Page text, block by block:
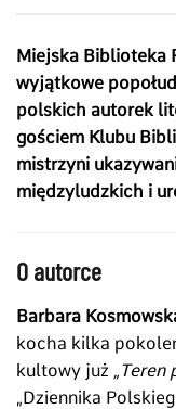
Miejska Biblioteka
wyjątkowe
polskich autorek
gościem Klubu
mistrzyni
międzyludzkich i
O autorce
Barbara
kocha kilka
kultowy już „Teren
„Dziennika